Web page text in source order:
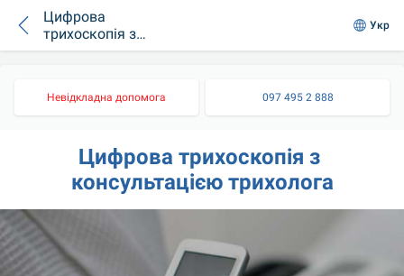
Цифрова
трихоскопія з
консультацією
Укр
Невідкладна допомога 097 495 2 888
Цифрова трихоскопія з
консультацією трихолога